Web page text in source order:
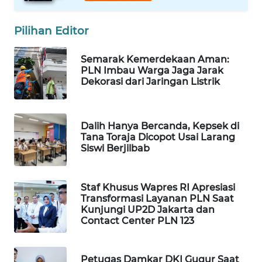
Pilihan Editor
Semarak Kemerdekaan Aman:
PLN Imbau Warga Jaga Jarak
Dekorasi dari Jaringan Listrik
Dalih Hanya Bercanda, Kepsek di
Tana Toraja Dicopot Usai Larang
Siswi Berjilbab
Staf Khusus Wapres RI Apresiasi
Transformasi Layanan PLN Saat
Kunjungi UP2D Jakarta dan
Contact Center PLN 123
Petugas Damkar DKI Gugur Saat
SPORT
WAHANA
UMKM
WAHANA
SELEB
WAHANA
PERSONA
WAHANA
OTOMOTIF
WAHANA